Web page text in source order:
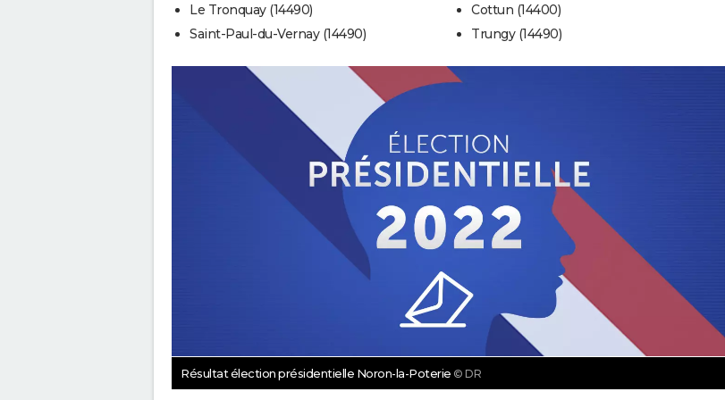
Le Tronquay (14490)
Saint-Paul-du-Vernay (14490)
Cottun (14400)
Trungy (14490)
Résultat élection présidentielle Noron-la-Poterie © DR